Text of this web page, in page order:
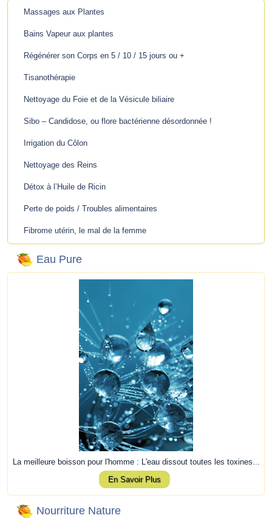
Massages aux Plantes
Bains Vapeur aux plantes
Régénérer son Corps en 5 / 10 / 15 jours ou +
Tisanothérapie
Nettoyage du Foie et de la Vésicule biliaire
Sibo – Candidose, ou flore bactérienne désordonnée !
Irrigation du Côlon
Nettoyage des Reins
Détox à l’Huile de Ricin
Perte de poids / Troubles alimentaires
Fibrome utérin, le mal de la femme
Eau Pure
La meilleure boisson pour l'homme : L'eau dissout toutes les toxines...
En Savoir Plus
Nourriture Nature